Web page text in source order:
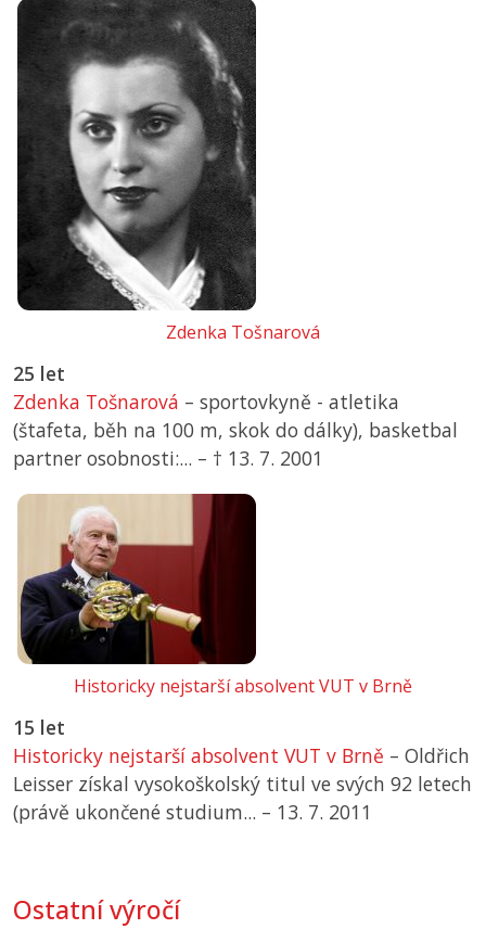
Zdenka Tošnarová
25 let
Zdenka Tošnarová – sportovkyně - atletika
(štafeta, běh na 100 m, skok do dálky), basketbal
partner osobnosti:... – † 13. 7. 2001
Historicky nejstarší absolventVUT v Brně
15 let
Historicky nejstarší absolvent VUT v Brně – Oldřich
Leisser získal vysokoškolský titul ve svých 92 letech
(právě ukončené studium... – 13. 7. 2011
Ostatní výročí